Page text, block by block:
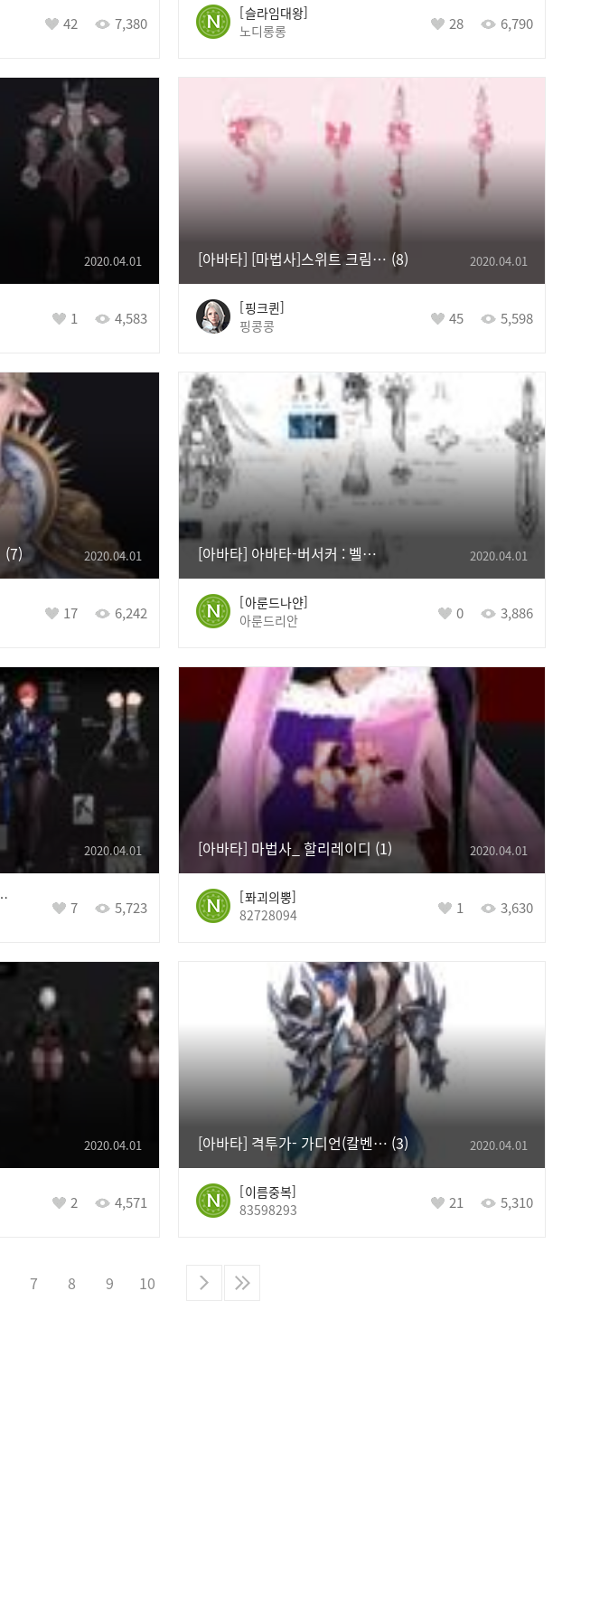
42 7,380
슬라임대왕
노디롱롱
28 6,790
1 4,583
2020.04.01 [아바타] [마법사]스위트 크림 아바타 8
핑크퀸
핑콩콩
45 5,598
2020.04.01
7
17 6,242
2020.04.01 [아바타] 아바타-버서커 : 벨가누스 토벌의 증명 아바타
아룬드나얀
아룬드리안
0 3,886
2020.04.01
7 5,723
2020.04.01 [아바타] 마법사_ 할리레이디 1
퐈괴의뿡
82728094
1 3,630
2020.04.01
2 4,571
2020.04.01 [아바타] 격투가- 가디언(칼벤투스ver) 3
이름중복
83598293
21 5,310
2020.04.01
7 8 9 10